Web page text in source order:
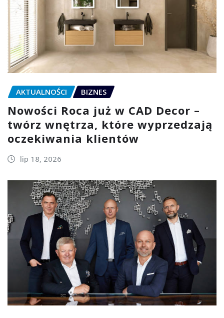
AKTUALNOŚCI BIZNES
Nowości Roca już w CAD Decor –
twórz wnętrza, które wyprzedzają
oczekiwania klientów
lip 18, 2026